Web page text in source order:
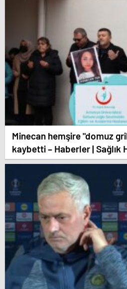
Minecan hemşire "domuz
kaybetti – Haberler | Sağlık